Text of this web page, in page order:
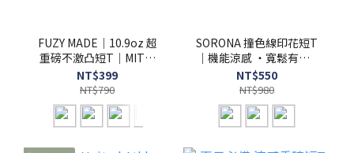
FUZY MADE｜10.9oz 超
重磅不激凸短T｜MIT台
灣製 25支雙股純棉素T -
H01
NT$399
NT$790
SORONA 撞色線印花短T
｜機能涼感 ・寬鬆有型 -
S201716
NT$550
NT$980